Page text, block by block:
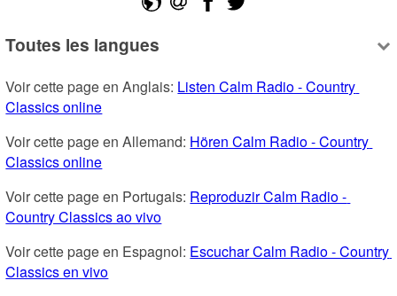
Toutes les langues
Voir cette page en Anglais: Listen Calm Radio - Country
Classics online
Voir cette page en Allemand: Hören Calm Radio - Country
Classics online
Voir cette page en Portugais: Reproduzir Calm Radio -
Country Classics ao vivo
Voir cette page en Espagnol: Escuchar Calm Radio - Country
Classics en vivo